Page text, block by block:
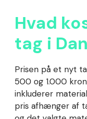
Hvad
tag i
Prisen på et nyt
500 og 1.000
inkluderer
pris afhænger af